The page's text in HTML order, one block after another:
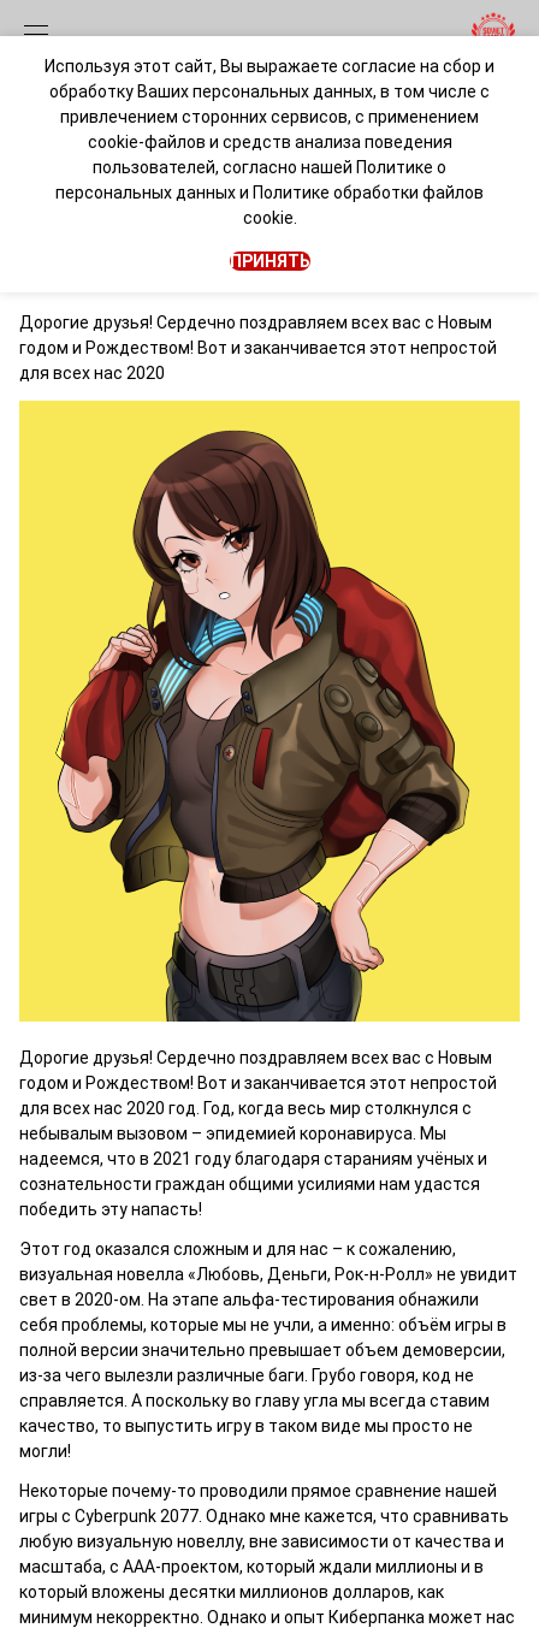
КиберНовый год
30 декабря 2020 • 1 мин. чтения
Дорогие друзья! Сердечно поздравляем всех вас с Новым
годом и Рождеством! Вот и заканчивается этот непростой
для всех нас 2020
Дорогие друзья! Сердечно поздравляем всех вас с Новым
годом и Рождеством! Вот и заканчивается этот непростой
для всех нас 2020 год. Год, когда весь мир столкнулся с
небывалым вызовом – эпидемией коронавируса. Мы
надеемся, что в 2021 году благодаря стараниям учёных и
сознательности граждан общими усилиями нам удастся
победить эту напасть!
Этот год оказался сложным и для нас – к сожалению,
визуальная новелла «Любовь, Деньги, Рок-н-Ролл» не увидит
свет в 2020-ом. На этапе альфа-тестирования обнажили
себя проблемы, которые мы не учли, а именно: объём игры в
полной версии значительно превышает объем демоверсии,
из-за чего вылезли различные баги. Грубо говоря, код не
справляется. А поскольку во главу угла мы всегда ставим
качество, то выпустить игру в таком виде мы просто не
могли!
Некоторые почему-то проводили прямое сравнение нашей
игры с Cyberpunk 2077. Однако мне кажется, что сравнивать
любую визуальную новеллу, вне зависимости от качества и
масштаба, с ААА-проектом, который ждали миллионы и в
который вложены десятки миллионов долларов, как
минимум некорректно. Однако и опыт Киберпанка может нас
Используя этот сайт, Вы выражаете согласие на сбор и
обработку Ваших персональных данных, в том числе с
привлечением сторонних сервисов, с применением
cookie-файлов и средств анализа поведения
пользователей, согласно нашей Политике о
персональных данныхи Политике обработки файлов
cookie.
ПРИНЯТЬ